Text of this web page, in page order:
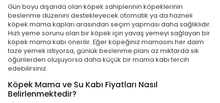
Gün boyu dışarıda olan köpek sahiplerinin köpeklerinin
beslenme düzenini destekleyecek otomatik ya da hazneli
köpek mama kapları arasından seçim yapması daha sağlıklıdır.
Hızlı yeme sorunu olan bir köpek için yavaş yemeyi sağlayan bir
köpek mama kabı önerilir. Eğer köpeğiniz mamasını her daim
taze yemek istiyorsa, günlük beslenme planı az miktarda sık
öğünlerden oluşuyorsa daha küçük bir mama kabı tercih
edebilirsiniz.
Köpek Mama ve Su Kabı Fiyatları Nasıl
Belirlenmektedir?